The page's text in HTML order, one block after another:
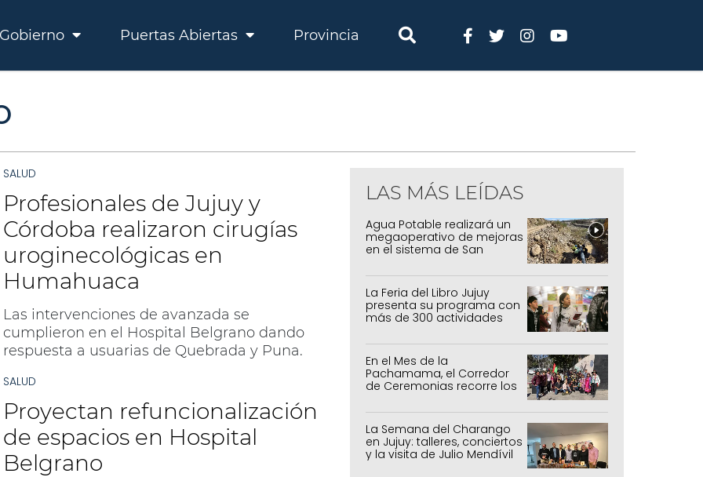
Gobierno Puertas Abiertas Provincia
SALUD
Profesionales de Jujuy y
Córdoba realizaron cirugías
uroginecológicas en
Humahuaca
Las intervenciones de avanzada se
cumplieron en el Hospital Belgrano dando
respuesta a usuarias de Quebrada y Puna.
SALUD
Proyectan refuncionalización
de espacios en Hospital
Belgrano
LAS MÁS LEÍDAS
Agua Potable realizará un
megaoperativo de mejoras
en el sistema de San
La Feria del Libro Jujuy
presenta su programa con
más de 300 actividades
En el Mes de la
Pachamama, el Corredor
de Ceremonias recorre los
capital
La Semana del Charango
en Jujuy: talleres, conciertos
y la visita de Julio Mendívil